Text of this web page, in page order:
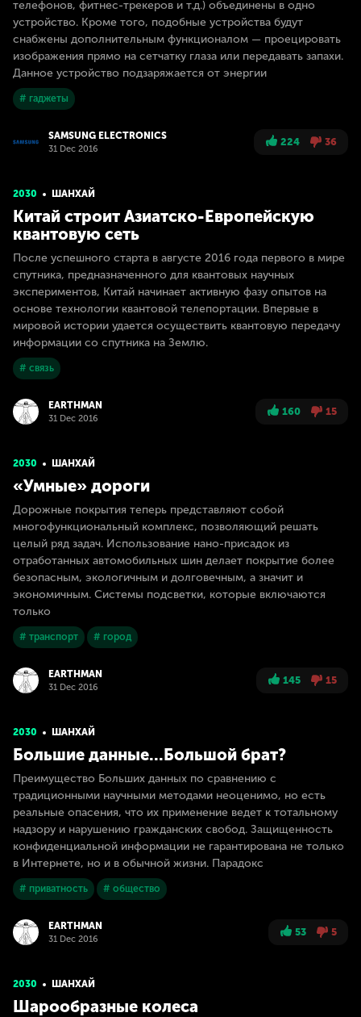
телефонов, фитнес-трекеров и т.д.) объединены в одно
устройство. Кроме того, подобные устройства будут
снабжены дополнительным функционалом — проецировать
изображения прямо на сетчатку глаза или передавать запахи.
Данное устройство подзаряжается от энергии
# гаджеты
SAMSUNG ELECTRONICS
31 Dec 2016
224 36
2030 ШАНХАЙ
Китай строит Азиатско-Европейскую
квантовую сеть
После успешного старта в августе 2016 года первого в мире
спутника, предназначенного для квантовых научных
экспериментов, Китай начинает активную фазу опытов на
основе технологии квантовой телепортации. Впервые в
мировой истории удается осуществить квантовую передачу
информации со спутника на Землю.
# связь
EARTHMAN
31 Dec 2016
160 15
2030 ШАНХАЙ
«Умные» дороги
Дорожные покрытия теперь представляют собой
многофункциональный комплекс, позволяющий решать
целый ряд задач. Использование нано-присадок из
отработанных автомобильных шин делает покрытие более
безопасным, экологичным и долговечным, а значит и
экономичным. Системы подсветки, которые включаются
только
# транспорт # город
EARTHMAN
31 Dec 2016
145 15
2030 ШАНХАЙ
Большие данные...Большой брат?
Преимущество Больших данных по сравнению с
традиционными научными методами неоценимо, но есть
реальные опасения, что их применение ведет к тотальному
надзору и нарушению гражданских свобод. Защищенность
конфиденциальной информации не гарантирована не только
в Интернете, но и в обычной жизни. Парадокс
# приватность # общество
EARTHMAN
31 Dec 2016
53 5
2030 ШАНХАЙ
Шарообразные колеса